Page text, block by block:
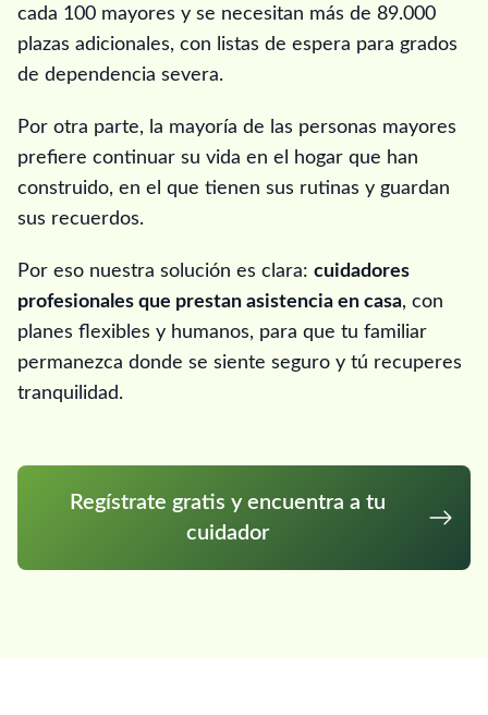
cada 100 mayores y se necesitan más de 89.000
plazas adicionales, con listas de espera para grados
de dependencia severa.
Por otra parte, la mayoría de las personas mayores
prefiere continuar su vida en el hogar que han
construido, en el que tienen sus rutinas y guardan
sus recuerdos.
Por eso nuestra solución es clara: cuidadores
profesionales que prestan asistencia en casa, con
planes flexibles y humanos, para que tu familiar
permanezca donde se siente seguro y tú recuperes
tranquilidad.
Regístrate gratis y encuentra a tu
cuidador